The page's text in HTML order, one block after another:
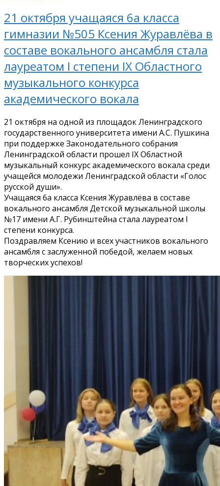
21 октября учащаяся 6а класса
гимназии №505 Ксения Журавлёва в
составе вокального ансамбля стала
лауреатом I степени IX Областного
музыкального конкурса
академического вокала
21 октября на одной из площадок Ленинградского
государственного университета имени А.С. Пушкина
при поддержке Законодательного собрания
Ленинградской области прошел IX Областной
музыкальный конкурс академического вокала среди
учащейся молодежи Ленинградской области «Голос
русской души».
Учащаяся 6а класса Ксения Журавлёва в составе
вокального ансамбля Детской музыкальной школы
№17 имени А.Г. Рубинштейна стала лауреатом I
степени конкурса.
Поздравляем Ксению и всех участников вокального
ансамбля с заслуженной победой, желаем новых
творческих успехов!